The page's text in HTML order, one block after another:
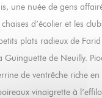
une nuée de gens
d’écolier et les
plats radieux de
Guinguette de Neuilly.
de ventrêche riche
vinaigrette à